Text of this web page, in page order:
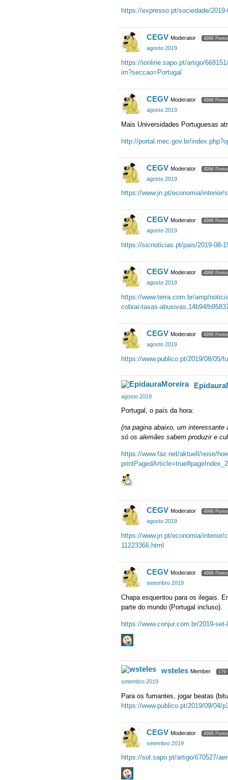
https://expresso.pt/sociedade/
CEGV Moderator 4996
agosto 2019
https://ionline.sapo.pt/artigo/
irn?seccao=Portugal
CEGV Moderator 4996
agosto 2019
Mais Universidades Portuguesas
http://portal.mec.gov.br/
CEGV Moderator 4996
agosto 2019
https://www.jn.pt/economia/interior/
CEGV Moderator 4996
agosto 2019
https://sicnoticias.pt/pais/2019-08-
CEGV Moderator 4996
agosto 2019
https://www.terra.com.br/amp/
cobrar-taxas-
CEGV Moderator 4996
agosto 2019
https://www.publico.pt/2019/08/05/
agosto 2019
Portugal, o país da hora:
(na pagina abaixo, um
só os alemães sabem produzir e
https://www.faz.net/aktuell/reise/
printPagedArticle=true#pageIndex_2
CEGV Moderator 4996
agosto 2019
https://www.jn.pt/economia/
11223366.html
CEGV Moderator 4996
setembro 2019
Chapa esquentou para os ilegais.
parte do mundo (Portugal incluso).
https://www.conjur.com.br/2019-
wsteles Member 179
setembro 2019
Para os fumantes, jogar beatas
https://www.publico.pt/2019/09/04/
CEGV Moderator 4996
setembro 2019
https://sol.sapo.pt/artigo/670527/